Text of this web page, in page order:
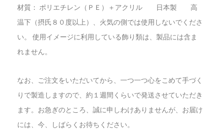
材質： ポリエチレン（ＰＥ）＋アクリル 日本製 高
温下（摂氏８０度以上）、火気の側では使用しないでくださ
い。 使用イメージに利用している飾り類は、製品には含ま
れません。
なお、ご注文をいただいてから、一つ一つ心をこめて手づく
りで製造しますので、約１週間くらいで発送させていただき
ます。お急ぎのところ、誠に申しわけありませんが、お届け
には、今、しばらくお待ちください。